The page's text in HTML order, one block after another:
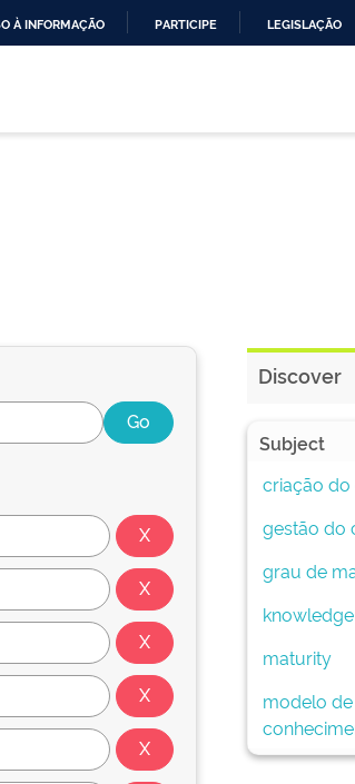
À INFORMAÇÃO PARTICIPE LEGISLAÇÃO
Discover
Subject
criação
gestão do
grau de
maturity
modelo